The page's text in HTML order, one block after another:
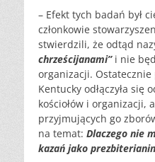
– Efekt tych badań był
członkowie
stwierdzili, że odtąd
chrześcijanami”i nie
organizacji.
Kentucky odłączyła się
kościołów i organizacji,
przyjmujących go
na temat: Dlaczego nie
kazań jako